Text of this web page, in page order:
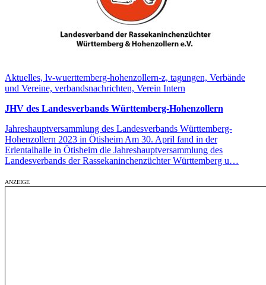
Aktuelles, lv-wuerttemberg-hohenzollern-z, tagungen, Verbände
und Vereine, verbandsnachrichten, Verein Intern
JHV des Landesverbands Württemberg-Hohenzollern
Jahreshauptversammlung des Landesverbands Württemberg-
Hohenzollern 2023 in Ötisheim Am 30. April fand in der
Erlentalhalle in Ötisheim die Jahreshauptversammlung des
Landesverbands der Rassekaninchenzüchter Württemberg u…